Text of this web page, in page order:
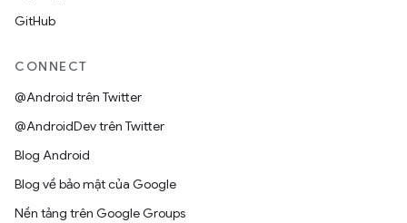
GitHub
CONNECT
@Android trên Twitter
@AndroidDev trên Twitter
Blog Android
Blog về bảo mật của Google
Nền tảng trên Google Groups